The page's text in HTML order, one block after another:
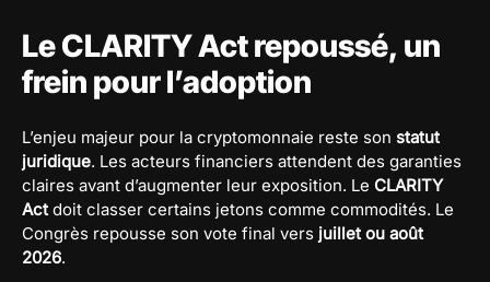
Le CLARITY Act repoussé, un
frein pour l’adoption
L’enjeu majeur pour la cryptomonnaie reste son statut
juridique. Les acteurs financiers attendent des garanties
claires avant d’augmenter leur exposition. Le CLARITY
Actdoit classer certains jetons comme commodités. Le
Congrès repousse son vote final vers juillet ou août
2026.